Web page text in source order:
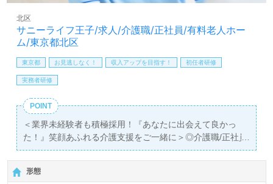
しは【ウィルオブ介護】＊求人情報収集、将来的に検討の
方も遠慮なく＊
LINE、メール、お電話などご希望に応じてお問い合わせ/ご
相談可能です。転職相談、求人紹介、年収交渉など完全無
料サービスをご利用いただけます。＜非公開求人も取扱い
せお待ちしております。
サニーライフ王子/求人/介護職/正社員/有料老人ホー
ム/東京都北区
北区
東京都 お見逃しなく！ 収入アップを目指す！ 初任者研修
実務者研修
POINT
＜業界未経験者も積極採用！『あなたに出会えて良かっ
た！』笑顔あふれる介護支援をご一緒に＞◎介護職/正社員
募集◎
【月給 288,000円～313,000/賞与2回】＊初任者研修以上
有資格者向け求人＊『王子神谷駅』徒歩14分、路線バスも
形態